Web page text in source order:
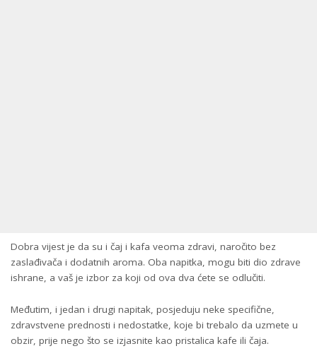
Dobra vijest je da su i čaj i kafa veoma zdravi, naročito bez
zaslađivača i dodatnih aroma. Oba napitka, mogu biti dio zdrave
ishrane, a vaš je izbor za koji od ova dva ćete se odlučiti.
Međutim, i jedan i drugi napitak, posjeduju neke specifične,
zdravstvene prednosti i nedostatke, koje bi trebalo da uzmete u
obzir, prije nego što se izjasnite kao pristalica kafe ili čaja.